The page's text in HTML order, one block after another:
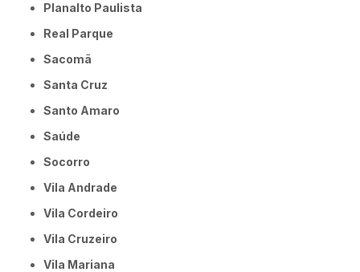
Planalto Paulista
Real Parque
Sacomã
Santa Cruz
Santo Amaro
Saúde
Socorro
Vila Andrade
Vila Cordeiro
Vila Cruzeiro
Vila Mariana